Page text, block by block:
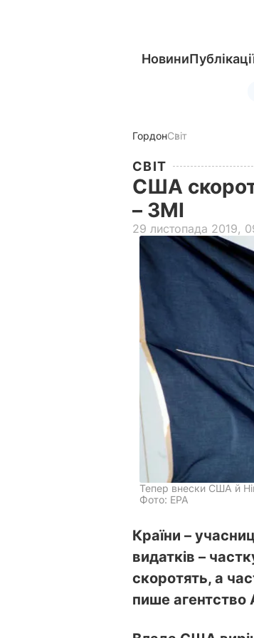
Новини
ГордонСвіт
СВІТ
США
– ЗМІ
29 листопада 2019,
Тепер внески США й
Фото: ЕРА
Країни –
видатків –
скоротять, а
пише агентство